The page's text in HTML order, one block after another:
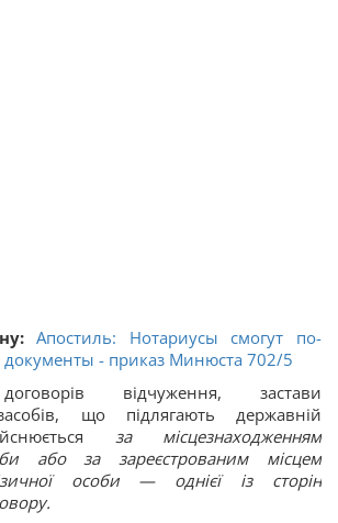
Апостиль: Нотариусы смогут по-
документы - приказ Минюста 702/5
відчуження, застави
що підлягають державній
за місцезнаходженням
або за зареєстрованим місцем
особи — однієї із сторін